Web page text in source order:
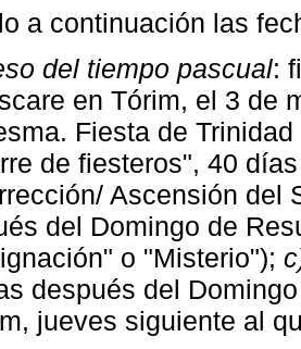
a continuación las
del tiempo pascual:
en Tórim, el 3 de
Fiesta de
de fiesteros", 40
Ascensión del
del Domingo de
o "Misterio");
después del
jueves siguiente al